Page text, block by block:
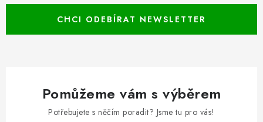
CHCI ODEBÍRAT NEWSLETTER
Pomůžeme vám s výběrem
Potřebujete s něčím poradit? Jsme tu pro vás!